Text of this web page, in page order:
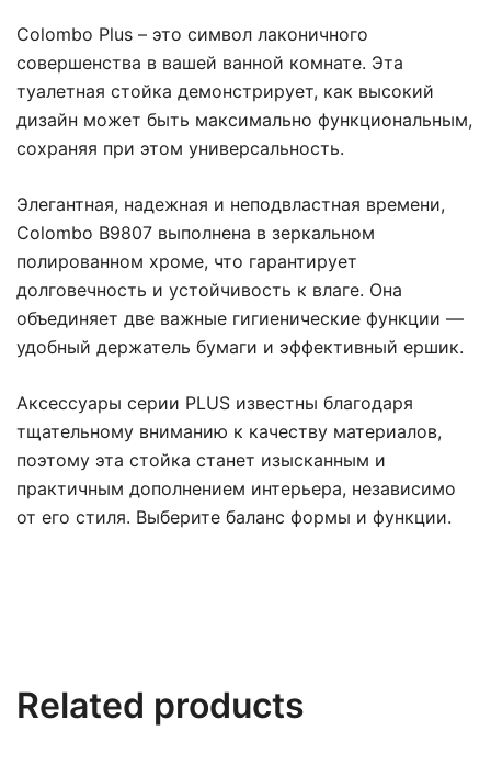
Colombo Plus – это символ лаконичного
совершенства в вашей ванной комнате. Эта
туалетная стойка демонстрирует, как высокий
дизайн может быть максимально функциональным,
сохраняя при этом универсальность.
Элегантная, надежная и неподвластная времени,
Colombo B9807 выполнена в зеркальном
полированном хроме, что гарантирует
долговечность и устойчивость к влаге. Она
объединяет две важные гигиенические функции —
удобный держатель бумаги и эффективный ершик.
Аксессуары серии PLUS известны благодаря
тщательному вниманию к качеству материалов,
поэтому эта стойка станет изысканным и
практичным дополнением интерьера, независимо
от его стиля. Выберите баланс формы и функции.
Related products